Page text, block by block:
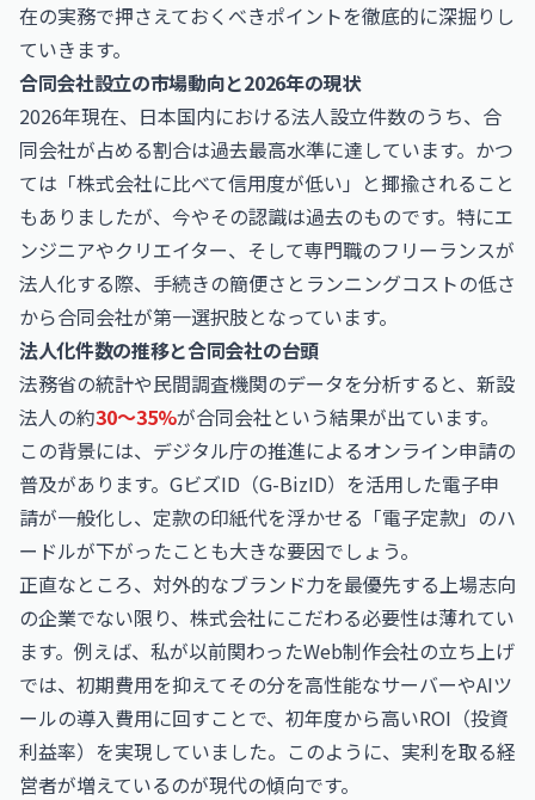
在の実務で押さえておくべきポイントを徹底的に深掘りし
ていきます。
合同会社設立の市場動向と2026年の現状
2026年現在、日本国内における法人設立件数のうち、合
同会社が占める割合は過去最高水準に達しています。かつ
ては「株式会社に比べて信用度が低い」と揶揄されること
もありましたが、今やその認識は過去のものです。特にエ
ンジニアやクリエイター、そして専門職のフリーランスが
法人化する際、手続きの簡便さとランニングコストの低さ
から合同会社が第一選択肢となっています。
法人化件数の推移と合同会社の台頭
法務省の統計や民間調査機関のデータを分析すると、新設
法人の約30〜35%が合同会社という結果が出ています。
この背景には、デジタル庁の推進によるオンライン申請の
普及があります。GビズID（G-BizID）を活用した電子申
請が一般化し、定款の印紙代を浮かせる「電子定款」のハ
ードルが下がったことも大きな要因でしょう。
正直なところ、対外的なブランド力を最優先する上場志向
の企業でない限り、株式会社にこだわる必要性は薄れてい
ます。例えば、私が以前関わったWeb制作会社の立ち上げ
では、初期費用を抑えてその分を高性能なサーバーやAIツ
ールの導入費用に回すことで、初年度から高いROI（投資
利益率）を実現していました。このように、実利を取る経
営者が増えているのが現代の傾向です。